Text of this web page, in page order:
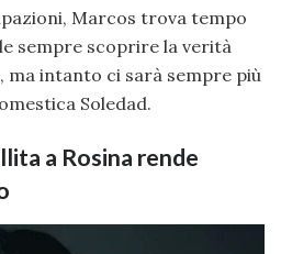
Marcos trova tempo
sempre scoprire la verità
ma intanto ci sarà sempre più
Soledad.
a Rosina rende